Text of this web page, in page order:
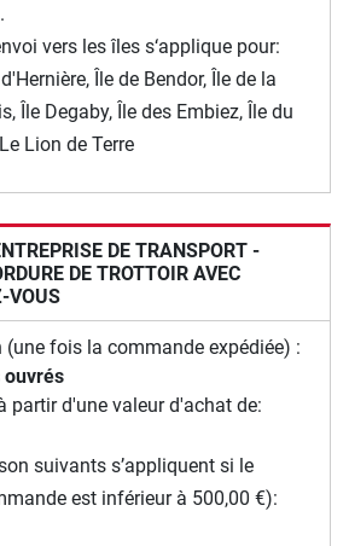
vers les îles s‘applique pour:
Île de Bendor, Île de la
Île Degaby, Île des Embiez, Île du
Lion de Terre
DE TRANSPORT -
DE TROTTOIR AVEC
VOUS
(une fois la commande expédiée) :
partir d'une valeur d'achat de:
suivants s’appliquent si le
est inférieur à 500,00 €):